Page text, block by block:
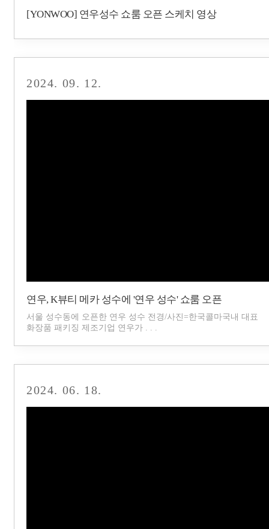
[YONWOO] 연우성수 쇼룸 오픈 스케치 영상
2024. 09. 12.
연우, K뷰티 메카 성수에 '연우 성수' 쇼룸 오픈
서울 성수동에 오픈한 연우 성수 전경/사진=한국콜마국내 대표
화장품 패키징 제조기업 연우가 . . .
2024. 06. 18.